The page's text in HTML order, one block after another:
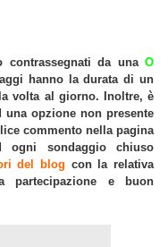
contrassegnati da una O
hanno la durata di un
volta al giorno. Inoltre, è
opzione non presente
commento nella pagina
ogni sondaggio chiuso
del blog con la relativa
partecipazione e buon